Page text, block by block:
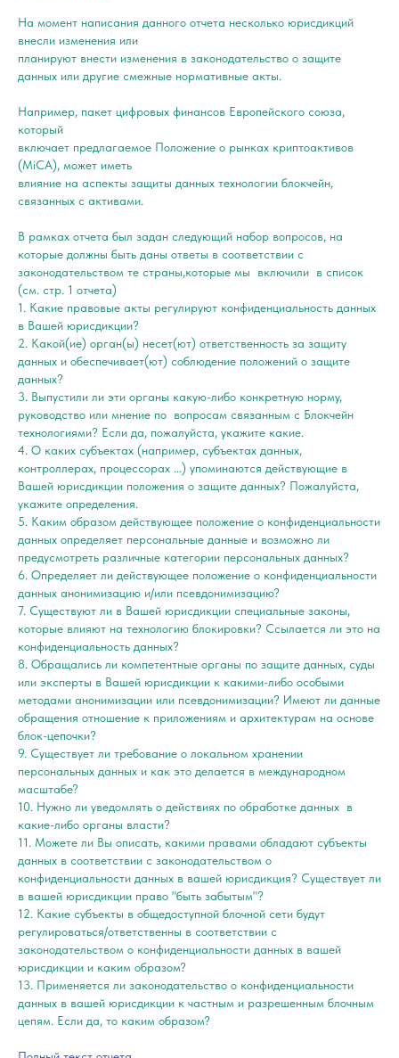
На момент написания данного отчета несколько юрисдикций
внесли изменения или
планируют внести изменения в законодательство о защите
данных или другие смежные нормативные акты.
Например, пакет цифровых финансов Европейского союза,
который
включает предлагаемое Положение о рынках криптоактивов
(MiCA), может иметь
влияние на аспекты защиты данных технологии блокчейн,
связанных с активами.
В рамках отчета был задан следующий набор вопросов, на
которые должны быть даны ответы в соответствии с
законодательством те страны,которые мы включили в список
(см. стр. 1 отчета)
1. Какие правовые акты регулируют конфиденциальность данных
в Вашей юрисдикции?
2. Какой(ие) орган(ы) несет(ют) ответственность за защиту
данных и обеспечивает(ют) соблюдение положений о защите
данных?
3. Выпустили ли эти органы какую-либо конкретную норму,
руководство или мнение по вопросам связанным с Блокчейн
технологиями? Если да, пожалуйста, укажите какие.
4. О каких субъектах (например, субъектах данных,
контроллерах, процессорах ...) упоминаются действующие в
Вашей юрисдикции положения о защите данных? Пожалуйста,
укажите определения.
5. Каким образом действующее положение о конфиденциальности
данных определяет персональные данные и возможно ли
предусмотреть различные категории персональных данных?
6. Определяет ли действующее положение о конфиденциальности
данных анонимизацию и/или псевдонимизацию?
7. Существуют ли в Вашей юрисдикции специальные законы,
которые влияют на технологию блокировки? Ссылается ли это на
конфиденциальность данных?
8. Обращались ли компетентные органы по защите данных, суды
или эксперты в Вашей юрисдикции к какими-либо особыми
методами анонимизации или псевдонимизации? Имеют ли данные
обращения отношение к приложениям и архитектурам на основе
блок-цепочки?
9. Существует ли требование о локальном хранении
персональных данных и как это делается в международном
масштабе?
10. Нужно ли уведомлять о действиях по обработке данных в
какие-либо органы власти?
11. Можете ли Вы описать, какими правами обладают субъекты
данных в соответствии с законодательством о
конфиденциальности данных в вашей юрисдикция? Существует ли
в вашей юрисдикции право "быть забытым"?
12. Какие субъекты в общедоступной блочной сети будут
регулироваться/ответственны в соответствии с
законодательством о конфиденциальности данных в вашей
юрисдикции и каким образом?
13. Применяется ли законодательство о конфиденциальности
данных в вашей юрисдикции к частным и разрешенным блочным
цепям. Если да, то каким образом?